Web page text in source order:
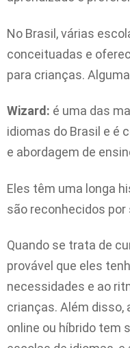
No Brasil, várias
conceituadas e
para crianças.
Wizard: é uma das
idiomas do Brasil e é
e abordagem de
Eles têm uma longa
são reconhecidos por
Quando se trata de
provável que eles
necessidades e ao
crianças. Além disso,
online ou híbrido tem